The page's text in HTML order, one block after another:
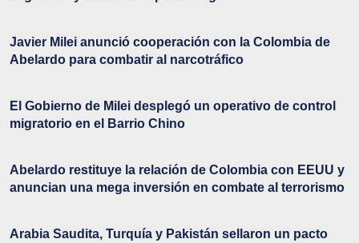
Javier Milei anunció cooperación con la Colombia de
Abelardo para combatir al narcotráfico
El Gobierno de Milei desplegó un operativo de control
migratorio en el Barrio Chino
Abelardo restituye la relación de Colombia con EEUU y
anuncian una mega inversión en combate al terrorismo
Arabia Saudita, Turquía y Pakistán sellaron un pacto